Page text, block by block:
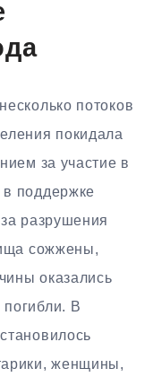
потоков
покидала
за участие в
в поддержке
разрушения
сожжены,
оказались
В
женщины,